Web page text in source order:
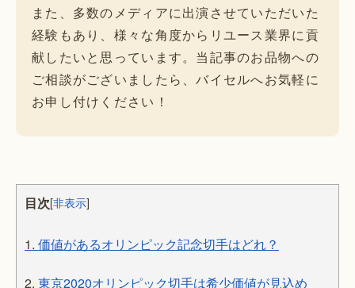
また、多数のメディアに出演させていただいた
経験もあり、様々な角度からリユース業界に貢
献したいと思っています。当記事のお品物への
ご相談がございましたら、バイセルへお気軽に
お申し付けください！
目次[非表示]
1. 価値があるオリンピック記念切手はどれ？
2. 東京2020オリンピック切手は希少価値が見込め